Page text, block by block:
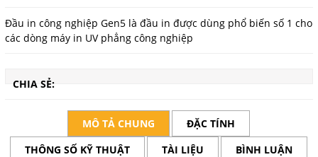
Đầu in công nghiệp Gen5 là đầu in được dùng phổ biến số 1 cho
các dòng máy in UV phẳng công nghiệp
CHIA SẺ:
MÔ TẢ CHUNG
ĐẶC TÍNH
THÔNG SỐ KỸ THUẬT
TÀI LIỆU BÌNH LUẬN